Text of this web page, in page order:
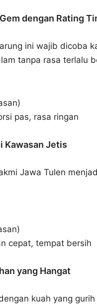
dengan Rating
ini wajib dicoba
tanpa rasa terlalu
pas, rasa ringan
Kawasan Jetis
Jawa Tulen
cepat, tempat bersih
yang Hangat
kuah yang